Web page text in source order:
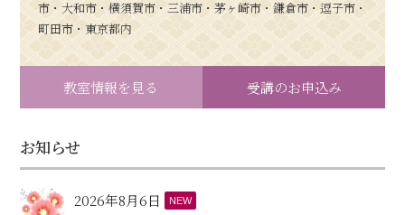
市・大和市・横須賀市・三浦市・茅ヶ崎市・鎌倉市・逗子市・
町田市・東京都内
教室情報を見る 受講のお申込み
お知らせ
2026年8月6日 NEW